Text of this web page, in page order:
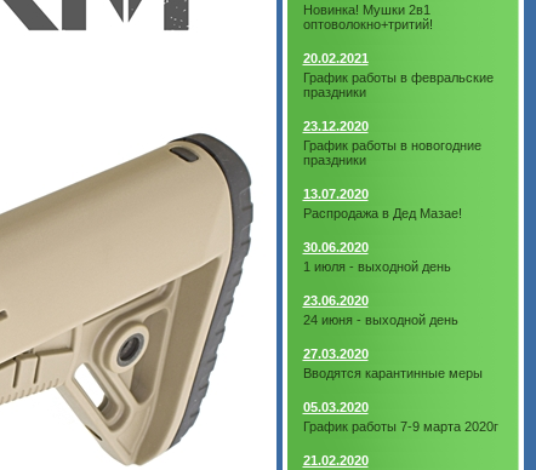
Новинка! Мушки 2в1
оптоволокно+тритий!
20.02.2021
График работы в февральские
праздники
23.12.2020
График работы в новогодние
праздники
13.07.2020
Распродажа в Дед Мазае!
30.06.2020
1 июля - выходной день
23.06.2020
24 июня - выходной день
27.03.2020
Вводятся карантинные меры
05.03.2020
График работы 7-9 марта 2020г
21.02.2020